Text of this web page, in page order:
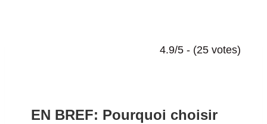
4.9/5 - (25 votes)
EN BREF: Pourquoi choisir